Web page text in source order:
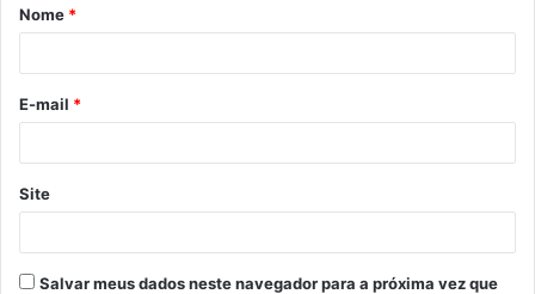
r
*
Nome *
E-mail *
Site
Salvar meus dados neste navegador para a próxima vez que